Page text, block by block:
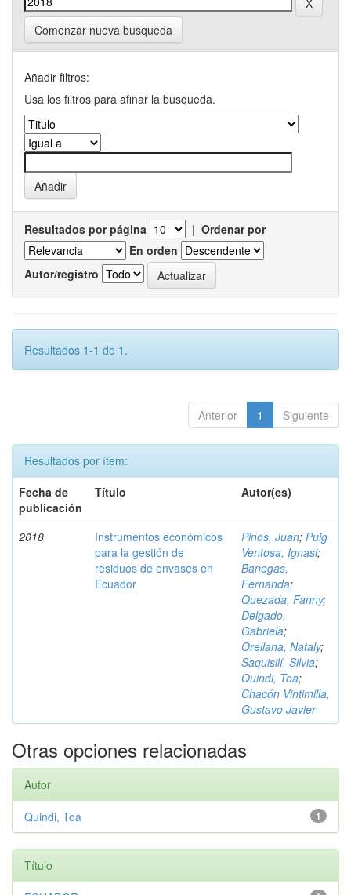
Comenzar nueva busqueda
Añadir filtros:
Usa los filtros para afinar la busqueda.
Resultados por página | Ordenar por
En orden
Autor/registro
Resultados 1-1 de 1.
Anterior 1 Siguiente
Resultados por ítem:
Fecha de
publicación
Título Autor(es)
2018
Instrumentos económicos
para la gestión de
residuos de envases en
Ecuador
Pinos, Juan; Puig
Ventosa, Ignasi;
Banegas,
Fernanda;
Quezada, Fanny;
Delgado,
Gabriela;
Orellana, Nataly;
Saquisilí, Silvia;
Quindi, Toa;
Chacón Vintimilla,
Gustavo Javier
Otras opciones relacionadas
Autor
1
Quindi, Toa
Título